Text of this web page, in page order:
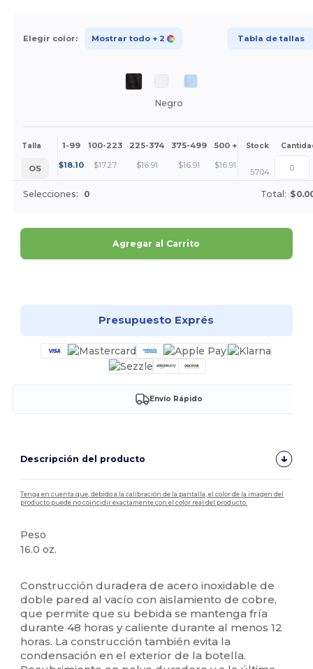
Elegir color: Mostrar todo + 2 Tabla de tallas
Negro
Talla 1-99 100-223 225-374 375-499 500 + Más
Stock
OS $18.10 $17.27 $16.91 $16.91 $16.91 +
5704
Selecciones: 0 Total:
Agregar al Carrito
Presupuesto Exprés
Envío Rápido
Descripción del producto
Tenga en cuenta que, debido a la calibración de la pantalla, el color de la imagen del
producto puede no coincidir exactamente con el color real del producto.
Peso
16.0 oz.
Construcción duradera de acero inoxidable de
doble pared al vacío con aislamiento de cobre,
que permite que su bebida se mantenga fría
durante 48 horas y caliente durante al menos 12
horas. La construcción también evita la
condensación en el exterior de la botella.